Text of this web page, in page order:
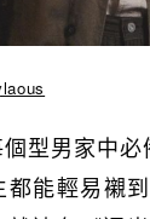
型男家中
能輕易襯